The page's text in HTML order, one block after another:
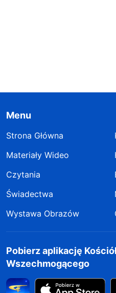
Menu
Strona Główna
Materiały Wideo
Czytania
Świadectwa
Wystawa Obrazów
Pobierz aplikację
Wszechmogącego